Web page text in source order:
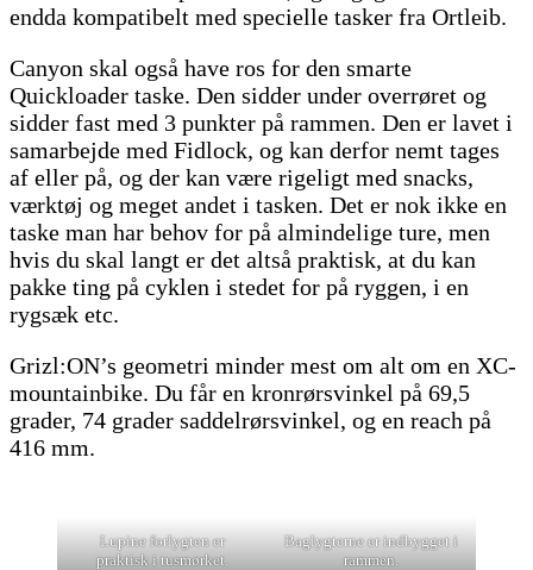
endda kompatibelt med specielle tasker fra Ortleib.
Canyon skal også have ros for den smarte
Quickloader taske. Den sidder under overrøret og
sidder fast med 3 punkter på rammen. Den er lavet i
samarbejde med Fidlock, og kan derfor nemt tages
af eller på, og der kan være rigeligt med snacks,
værktøj og meget andet i tasken. Det er nok ikke en
taske man har behov for på almindelige ture, men
hvis du skal langt er det altså praktisk, at du kan
pakke ting på cyklen i stedet for på ryggen, i en
rygsæk etc.
Grizl:ON’s geometri minder mest om alt om en XC-
mountainbike. Du får en kronrørsvinkel på 69,5
grader, 74 grader saddelrørsvinkel, og en reach på
416 mm.
Lupine forlygten er
praktisk i tusmørket.
Baglygterne er indbygget i
rammen.